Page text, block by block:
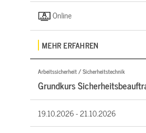
Online
MEHR ERFAHREN
Arbeitssicherheit / Sicherheitstechnik
Grundkurs
19.10.2026 -21.10.2026